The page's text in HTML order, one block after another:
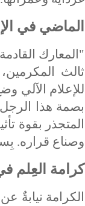
الماضي في
" المعارك
ثالث
للإعلام الآلي
بصمة هذا
المتجذر بقوة
وصناع قراره.
كرامة العِلم
الكرامة نيابةٌ